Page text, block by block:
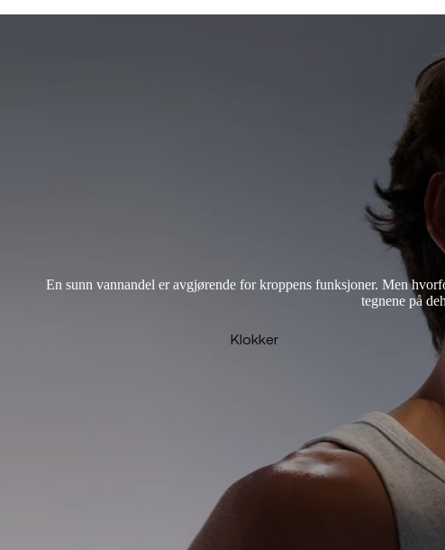
Klokker
En sunn vannandel er avgjørende for kroppens funksjoner. Men
tegnene på